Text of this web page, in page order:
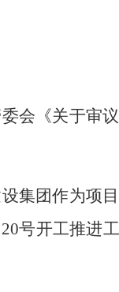
会《关于审
集团作为项
号开工推进